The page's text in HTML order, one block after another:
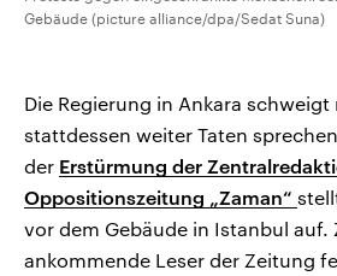
Gebäude (picture alliance/dpa/Sedat Suna)
Die Regierung in Ankara
stattdessen weiter Taten
der Erstürmung der
Oppositionszeitung „Zaman“
vor dem Gebäude in Istanbul auf.
ankommende Leser der Zeitung